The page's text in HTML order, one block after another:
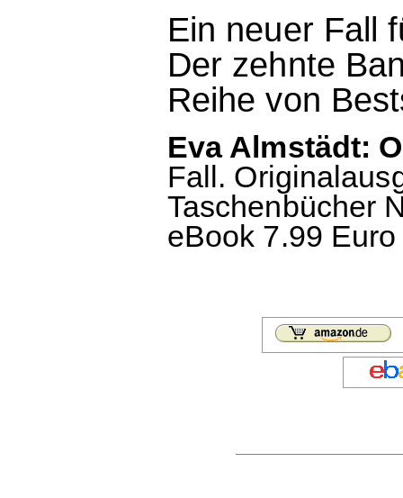
Ein neuer Fall
Der zehnte
Reihe von
Eva Almstädt:
Fall.
Taschenbücher
eBook 7.99